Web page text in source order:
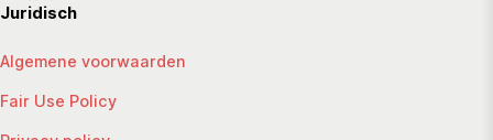
Juridisch
Algemene voorwaarden
Fair Use Policy